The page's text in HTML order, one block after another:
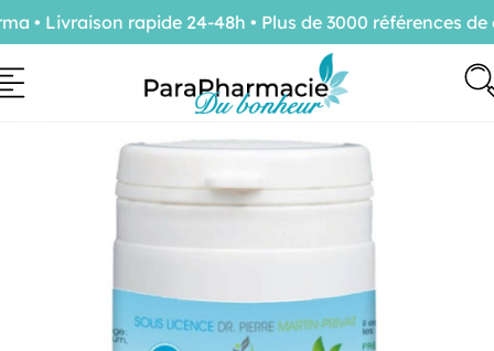
Livraison rapide 24-48h • Plus de 3000 références de